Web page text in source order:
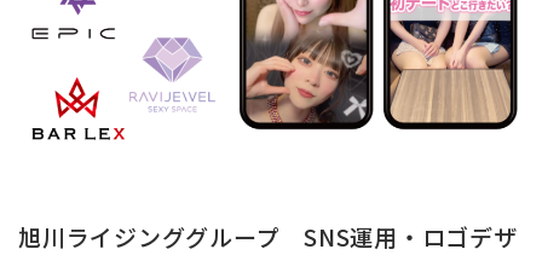
旭川ライジンググループ SNS運用・ロゴデザ